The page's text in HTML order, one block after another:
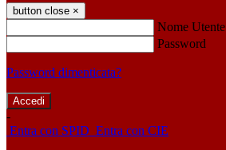
button close ×
Nome Utente
Password
Password dimenticata?
-
Entra con SPID Entra con CIE